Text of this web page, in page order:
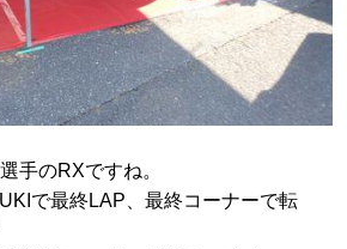
手のRXですね。
で最終LAP、最終コーナーで転